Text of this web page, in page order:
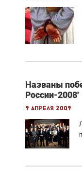
Названы
России-2008'
9 апреля 2009